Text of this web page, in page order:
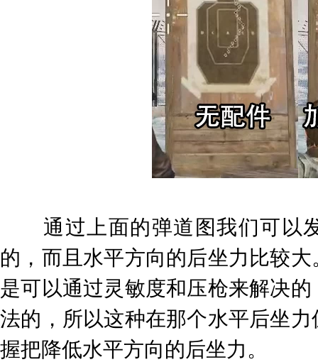
通过上面的弹道图我们可以发
的，而且水平方向的后坐力比较
是可以通过灵敏度和压枪来解决
法的，所以这种在那个水平后坐
握把降低水平方向的后坐力。